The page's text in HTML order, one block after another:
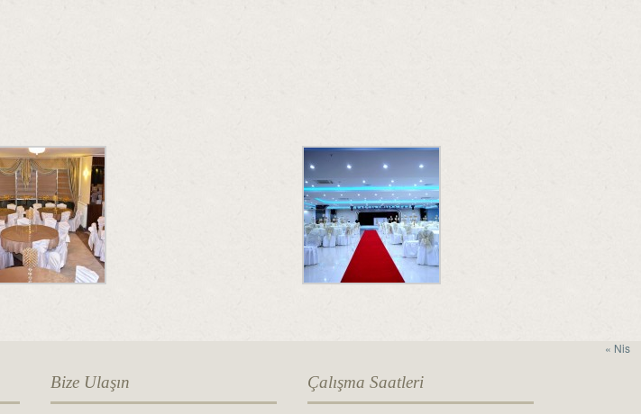
« Nis
Bize Ulaşın Çalışma Saatleri